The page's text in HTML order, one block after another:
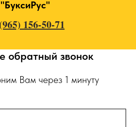
"БуксиРус"
156-50-71
обратный звонок
Вам через 1 минуту